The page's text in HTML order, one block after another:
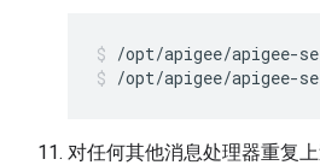
/opt/apigee/apigee-
对任何其他消息处理器重复上